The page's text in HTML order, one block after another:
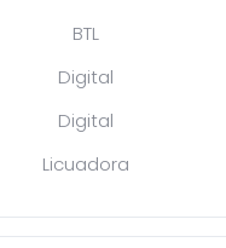
BTL
Digital
Digital
Licuadora